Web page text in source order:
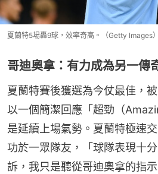
夏蘭特5場轟9球，效率奇高。（Getty Images）
哥迪奧拿：有力成為另一傳
夏蘭特賽後獲選為今仗最佳，
以一個簡潔回應「超勁（
是延續上場氣勢。夏蘭特極速
功於一眾隊友，「球隊表現十
訴，我只是聽從哥迪奧拿的指